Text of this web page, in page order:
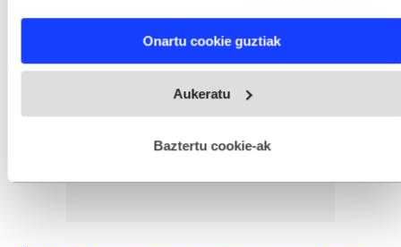
and set your preferences in thedetails section
fitxategiak erabiltzen ditu. Zure esperientzia eta zerbitzuak
esplizitua ematen diguzu.Gehiago irakurri
Onartu cookie guztiak
Aukeratu
Baztertu cookie-ak